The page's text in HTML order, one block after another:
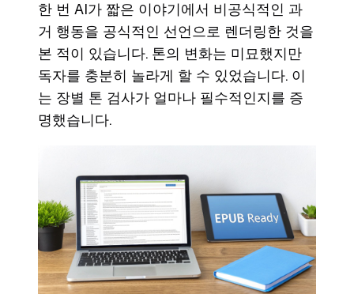
한 번 AI가 짧은 이야기에서 비공식적인 과
거 행동을 공식적인 선언으로 렌더링한 것을
본 적이 있습니다. 톤의 변화는 미묘했지만
독자를 충분히 놀라게 할 수 있었습니다. 이
는 장별 톤 검사가 얼마나 필수적인지를 증
명했습니다.